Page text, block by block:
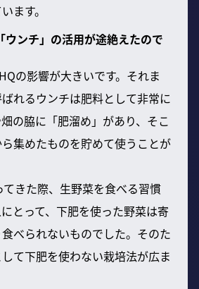
ます。
ウンチ」の活用が途絶えたので
の影響が大きいです。それま
れるウンチは肥料として非常に
の脇に「肥溜め」があり、そこ
集めたものを貯めて使うことが
てきた際、生野菜を食べる習慣
とって、下肥を使った野菜は寄
べられないものでした。そのた
て下肥を使わない栽培法が広ま